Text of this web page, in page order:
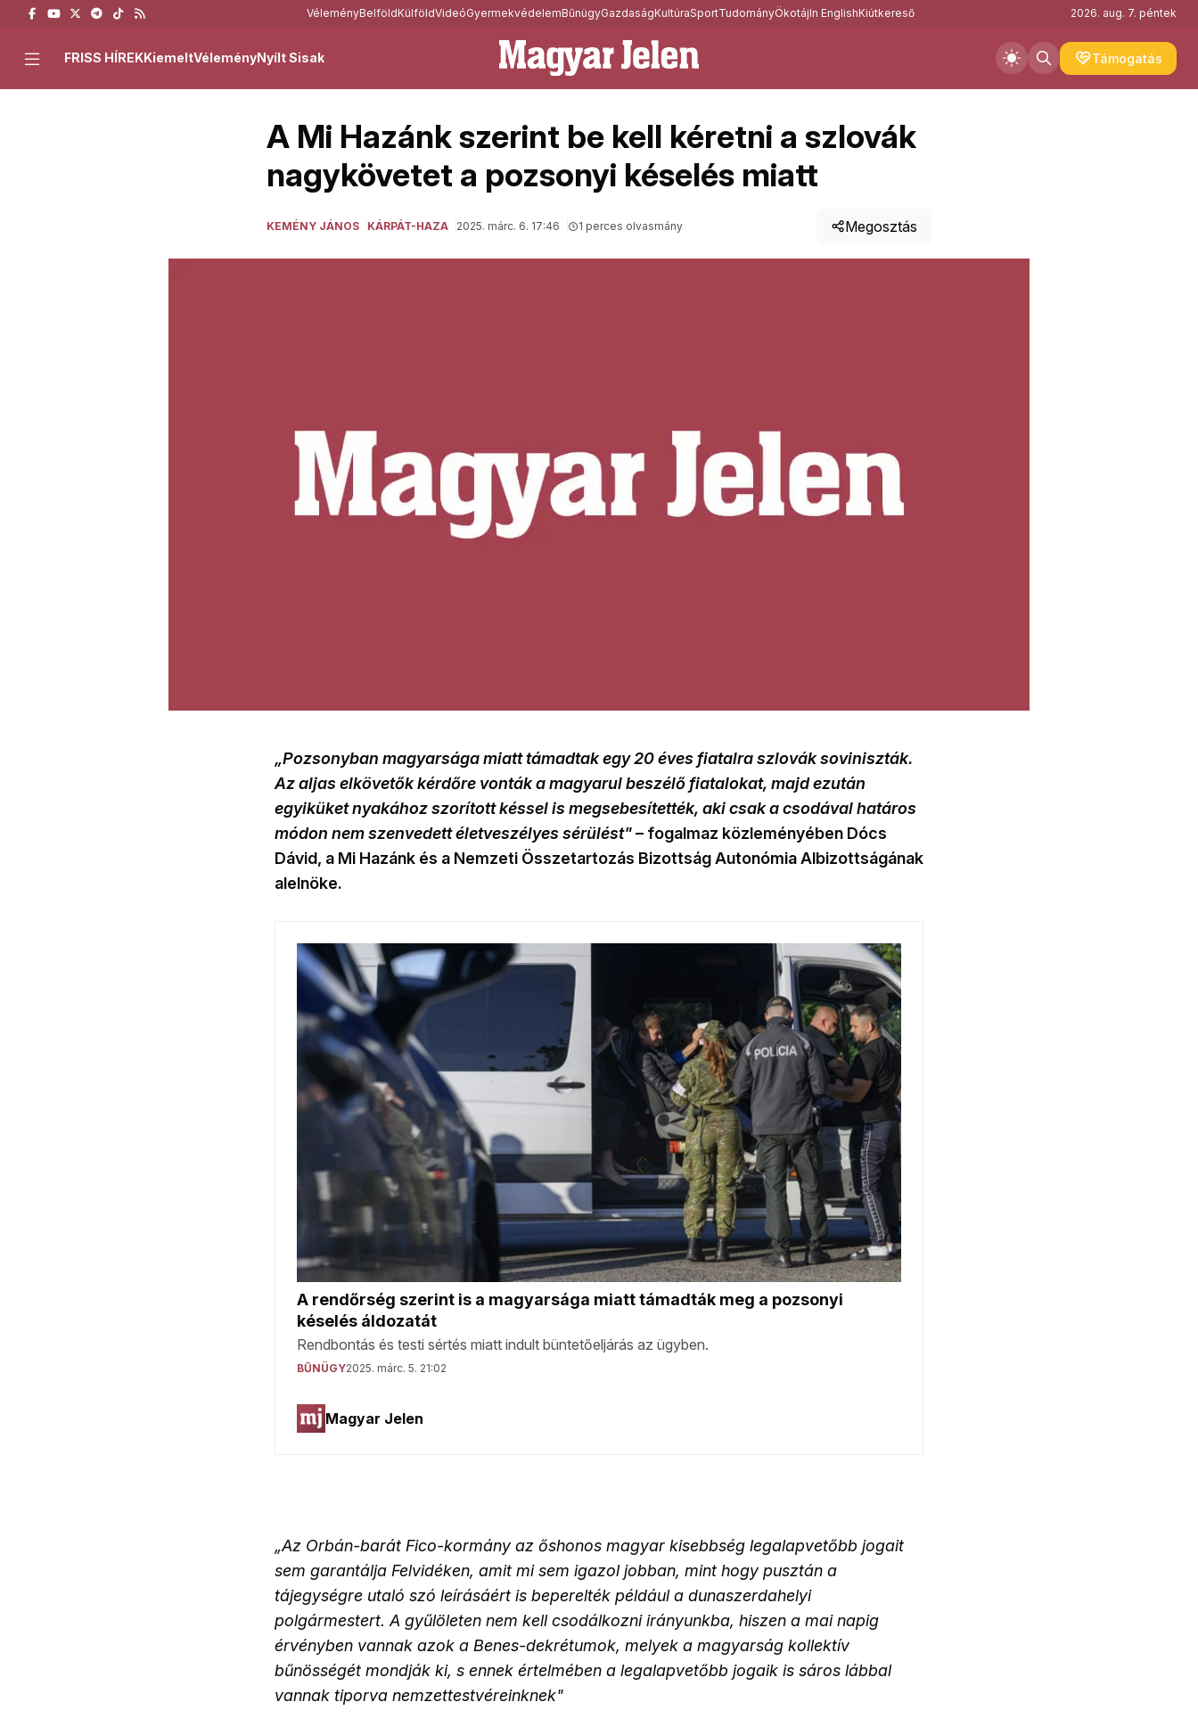
VéleményBelföldKülföldVideóGyermekvédelemBűnügyGazdaságKultúraSportTudományÖkotájIn EnglishKiútkereső 2026. aug. 7. péntek
Támogatás
FRISS HÍREKKiemeltVéleményNyílt Sisak
A Mi Hazánk szerint be kell kéretni a szlovák
nagykövetet a pozsonyi késelés miatt
KEMÉNY JÁNOS KÁRPÁT-HAZA 2025. márc. 6. 17:46 1 perces olvasmány Megosztás
„Pozsonyban magyarsága miatt támadtak egy 20 éves fiatalra szlovák soviniszták.
Az aljas elkövetők kérdőre vonták a magyarul beszélő fiatalokat, majd ezután
egyiküket nyakához szorított késsel is megsebesítették, aki csak a csodával határos
módon nem szenvedett életveszélyes sérülést"– fogalmaz közleményében Dócs
Dávid, a Mi Hazánk és a Nemzeti Összetartozás Bizottság Autonómia Albizottságának
alelnöke.
„Az Orbán-barát Fico-kormány az őshonos magyar kisebbség legalapvetőbb jogait
sem garantálja Felvidéken, amit mi sem igazol jobban, mint hogy pusztán a
tájegységre utaló szó leírásáért is beperelték például a dunaszerdahelyi
polgármestert. A gyűlöleten nem kell csodálkozni irányunkba, hiszen a mai napig
érvényben vannak azok a Benes-dekrétumok, melyek a magyarság kollektív
bűnösségét mondják ki, s ennek értelmében a legalapvetőbb jogaik is sáros lábbal
vannak tiporva nemzettestvéreinknek"